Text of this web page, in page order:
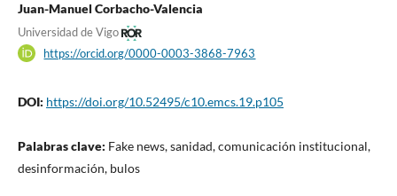
Juan-Manuel Corbacho-Valencia
Universidad de Vigo
https://orcid.org/0000-0003-3868-7963
DOI: https://doi.org/10.52495/c10.emcs.19.p105
Palabras clave: Fake news, sanidad, comunicación institucional,
desinformación, bulos